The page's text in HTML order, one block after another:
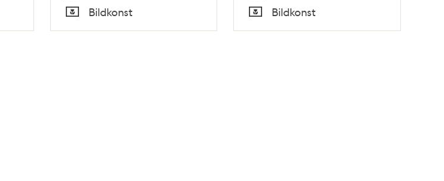
Tid
Typ
Bildkonst Tid
Typ
Bildkonst